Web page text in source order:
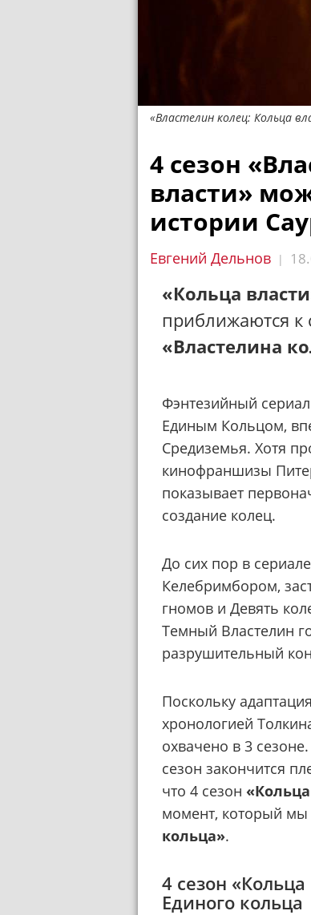
«Властелин колец: Кольца
4 сезон
власти»
истории
Евгений Дельнов |
«Кольца
приближаются к
«Властелина
Фэнтезийный
Единым Кольцом,
Средиземья. Хотя
кинофраншизы
показывает
создание колец.
До сих пор в
Келебримбором,
гномов и Девять
Темный Властелин
разрушительный
Поскольку
хронологией
охвачено в 3
сезон закончится
что 4 сезон
момент, который мы
кольца».
4 сезон
Единого кольца